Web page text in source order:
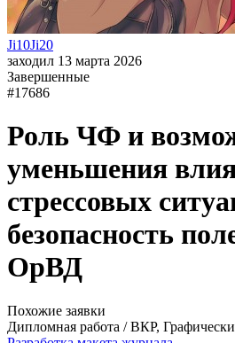
Ji10Ji20
заходил 13 марта 2026
Завершенные
#17686
Роль ЧФ и
уменьшения
стрессовых
безопасность
ОрВД
Похожие заявки
Дипломная работа / ВКР,